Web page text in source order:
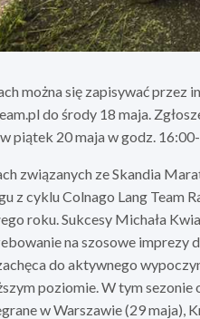
można się zapisywać
do środy 18 maja.
piątek 20 maja w godz.
związanych ze Skandia
z cyklu Colnago Lang Team
roku. Sukcesy Michała
na szosowe imprezy
do aktywnego
poziomie. W tym sezonie
w Warszawie (29 maja),